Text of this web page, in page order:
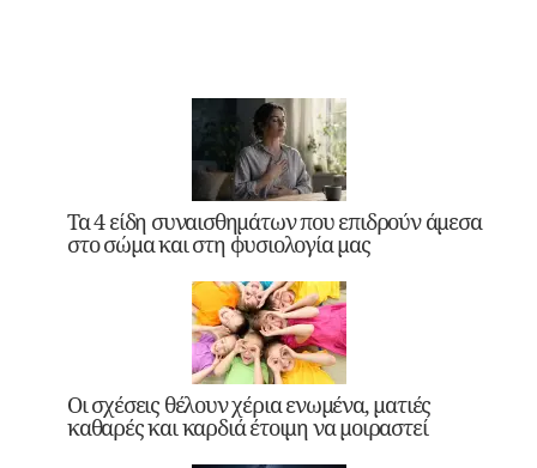
Τα 4 είδη συναισθημάτων που επιδρούν άμεσα
στο σώμα και στη φυσιολογία μας
Οι σχέσεις θέλουν χέρια ενωμένα, ματιές
καθαρές και καρδιά έτοιμη να μοιραστεί